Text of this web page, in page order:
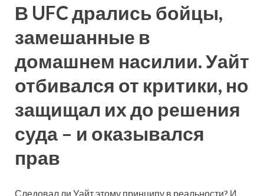
В UFC дрались бойцы,
замешанные в
домашнем насилии. Уайт
отбивался от критики, но
защищал их до решения
суда – и оказывался
прав
Следовал ли Уайт этому принципу в реальности? И